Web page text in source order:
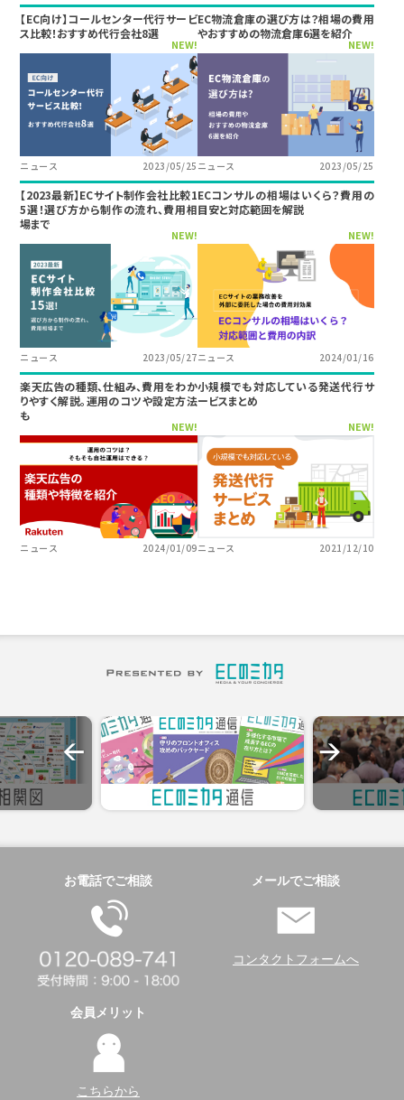
【EC向け】コールセンター代行サービ
ス比較！おすすめ代行会社8選
NEW!
ニュース 2023/05/25
EC物流倉庫の選び方は？相場の費用
やおすすめの物流倉庫6選を紹介
NEW!
ニュース 2023/05/25
【2023最新】ECサイト制作会社比較1
5選！選び方から制作の流れ、費用相
場まで
NEW!
ニュース 2023/05/27
ECコンサルの相場はいくら？費用の
目安と対応範囲を解説
NEW!
ニュース 2024/01/16
楽天広告の種類、仕組み、費用をわか
りやすく解説。運用のコツや設定方法
も
NEW!
ニュース 2024/01/09
小規模でも対応している発送代行サ
ービスまとめ
NEW!
ニュース 2021/12/10
お電話でご相談 メールでご相談
コンタクトフォームへ
会員メリット
こちらから